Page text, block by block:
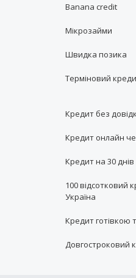
Banana credit
Мікрозайми
Швидка позика
Терміновий
Кредит без
Кредит онлайн
Кредит на 30 днів
100 відсотковий
Україна
Кредит готівкою
Довгостроковий